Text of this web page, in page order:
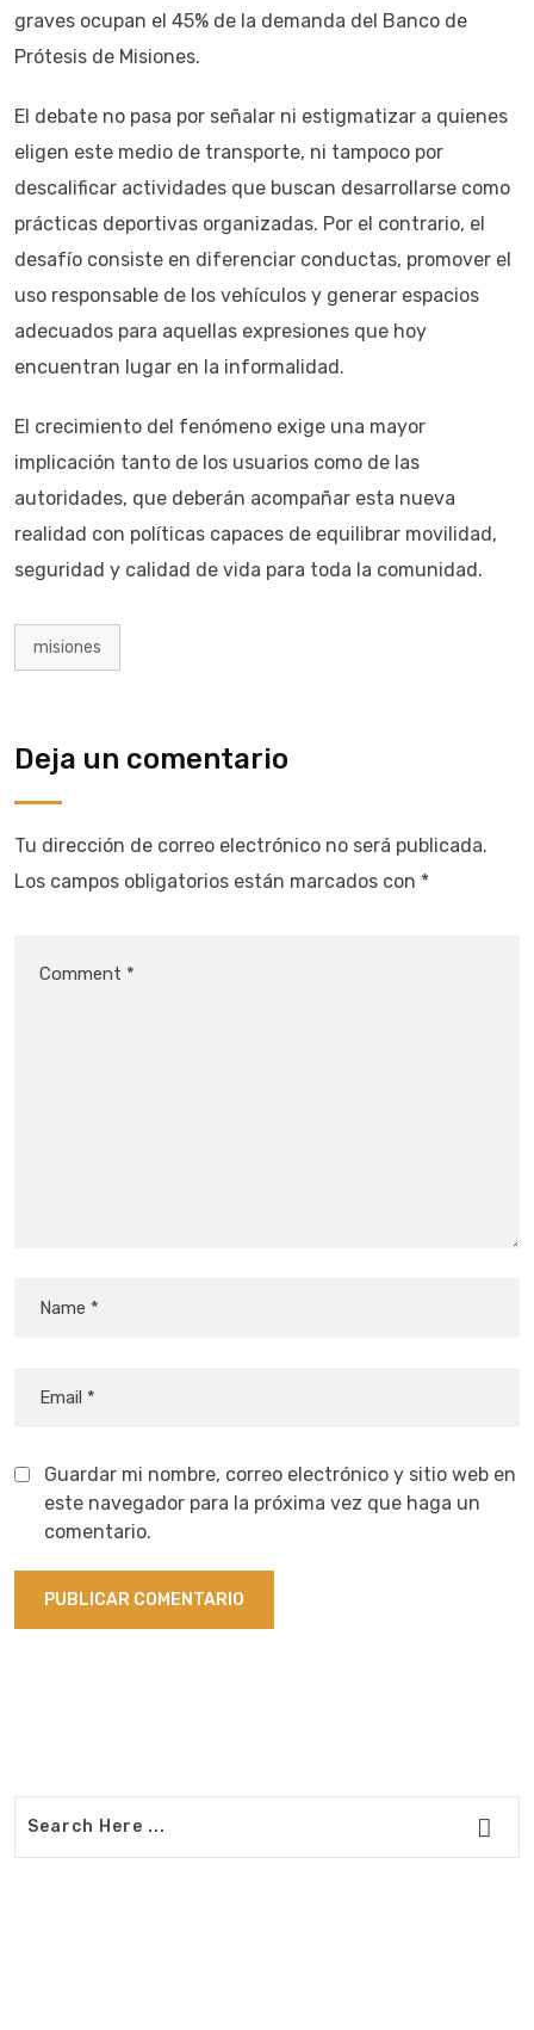
graves ocupan el 45% de la demanda del Banco de
Prótesis de Misiones.
El debate no pasa por señalar ni estigmatizar a quienes
eligen este medio de transporte, ni tampoco por
descalificar actividades que buscan desarrollarse como
prácticas deportivas organizadas. Por el contrario, el
desafío consiste en diferenciar conductas, promover el
uso responsable de los vehículos y generar espacios
adecuados para aquellas expresiones que hoy
encuentran lugar en la informalidad.
El crecimiento del fenómeno exige una mayor
implicación tanto de los usuarios como de las
autoridades, que deberán acompañar esta nueva
realidad con políticas capaces de equilibrar movilidad,
seguridad y calidad de vida para toda la comunidad.
misiones
Deja un comentario
Tu dirección de correo electrónico no será publicada.
Los campos obligatorios están marcados con *
Guardar mi nombre, correo electrónico y sitio web en
este navegador para la próxima vez que haga un
comentario.